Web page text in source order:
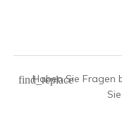
find_replace
Haben Sie Fragen